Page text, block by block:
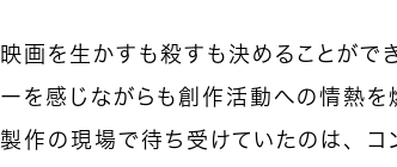
映画を生かすも殺すも決めることがで
ーを感じながらも創作活動への情熱を
製作の現場で待ち受けていたのは、コ